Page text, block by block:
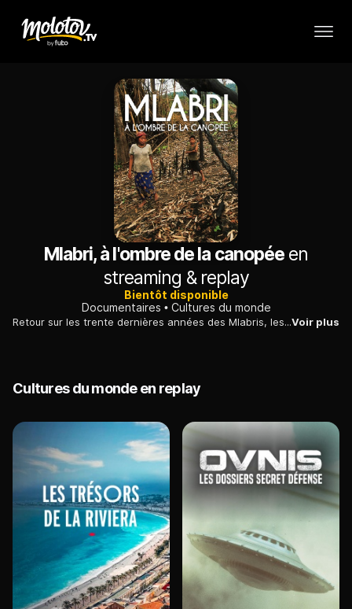
Mlabri, à l'ombre de la canopée en
streaming & replay
Bientôt disponible
Documentaires
Cultures du monde
Retour sur les trente dernières années des Mlabris, les derniers chasseurs-cueilleurs des forêts de la région frontalière entre la Thaïlande et le Laos.Voir plus
Cultures du monde en replay